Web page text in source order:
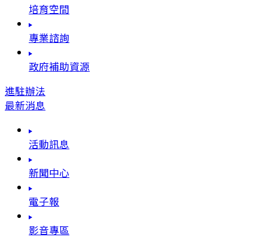
培育空間
專業諮詢
政府補助資源
進駐辦法
最新消息
活動訊息
新聞中心
電子報
影音專區